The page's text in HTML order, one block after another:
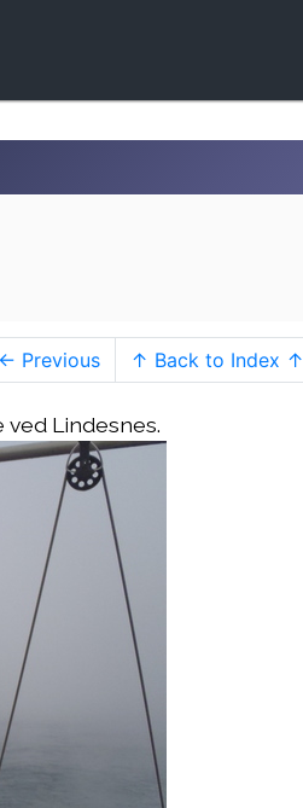
← Previous ↑ Back to Index ↑
Lindesnes.